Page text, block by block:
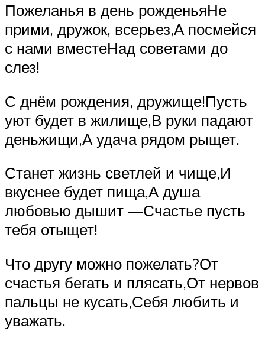
Пожеланья в день рожденьяНе
прими, дружок, всерьез,А посмейся
с нами вместеНад советами до
слез!
С днём рождения, дружище!Пусть
уют будет в жилище,В руки падают
деньжищи,А удача рядом рыщет.
Станет жизнь светлей и чище,И
вкуснее будет пища,А душа
любовью дышит —Счастье пусть
тебя отыщет!
Что другу можно пожелать?От
счастья бегать и плясать,От нервов
пальцы не кусать,Себя любить и
уважать.